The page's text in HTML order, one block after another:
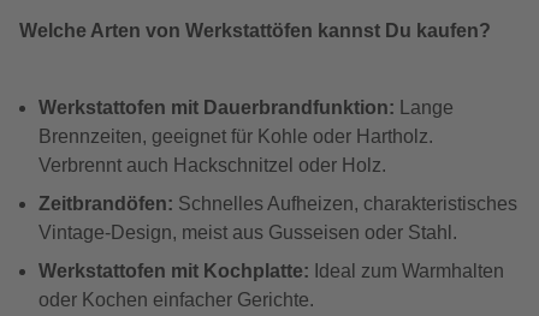
Welche Arten von Werkstattöfen kannst Du kaufen?
Werkstattofen mit Dauerbrandfunktion: Lange
Brennzeiten, geeignet für Kohle oder Hartholz.
Verbrennt auch Hackschnitzel oder Holz.
Zeitbrandöfen: Schnelles Aufheizen, charakteristisches
Vintage-Design, meist aus Gusseisen oder Stahl.
Werkstattofen mit Kochplatte: Ideal zum Warmhalten
oder Kochen einfacher Gerichte.